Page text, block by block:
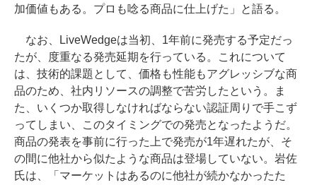
加価値もある。プロも唸る商品に仕上げた」と語る。
なお、LiveWedgeは当初、1年前に発売する予定だっ
たが、度重なる発売延期を行っている。これについて
は、技術的課題として、価格も性能もアグレッシブな商
品のため、社内リソースの調整で苦労したという。ま
た、いくつか取得しなければならない認証周りで手こず
ってしまい、このタイミングでの発売となったようだ。
商品の発表を事前に行った上で発売が1年遅れたが、そ
の間に他社から似たような商品は登場していない。岩佐
氏は、「マーケットはあるのに他社が続かなかったた